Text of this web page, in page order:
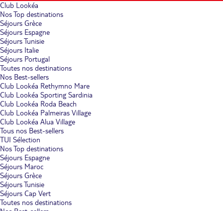
Club Lookéa
Nos Top destinations
Séjours Grèce
Séjours Espagne
Séjours Tunisie
Séjours Italie
Séjours Portugal
Toutes nos destinations
Nos Best-sellers
Club Lookéa Rethymno Mare
Club Lookéa Sporting Sardinia
Club Lookéa Roda Beach
Club Lookéa Palmeiras Village
Club Lookéa Alua Village
Tous nos Best-sellers
TUI Sélection
Nos Top destinations
Séjours Espagne
Séjours Maroc
Séjours Grèce
Séjours Tunisie
Séjours Cap Vert
Toutes nos destinations